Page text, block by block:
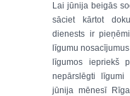
Lai jūnija beigās
sāciet kārtot
dienests ir
līgumu
līgumos iepriekš
nepārslēgti līgumi
jūnija mēnesī